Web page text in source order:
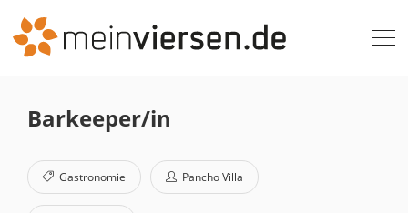
Barkeeper/in
Gastronomie Pancho Villa